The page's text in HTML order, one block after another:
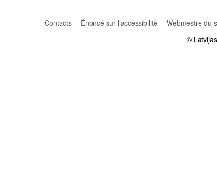
Contacts Énoncé sur l’accessibilité
Webmestre du
©